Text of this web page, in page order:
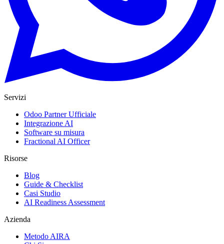
Servizi
Odoo Partner Ufficiale
Integrazione AI
Software su misura
Fractional AI Officer
Risorse
Blog
Guide & Checklist
Casi Studio
AI Readiness Assessment
Azienda
Metodo AIRA